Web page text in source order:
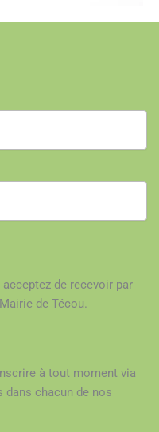
de recevoir par
de Técou.
à tout moment via
dans chacun de nos